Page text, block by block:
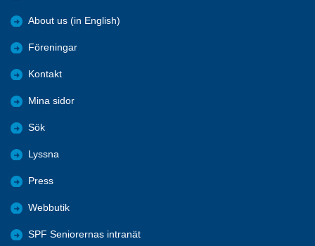
About us (in English)
Föreningar
Kontakt
Mina sidor
Sök
Lyssna
Press
Webbutik
SPF Seniorernas intranät